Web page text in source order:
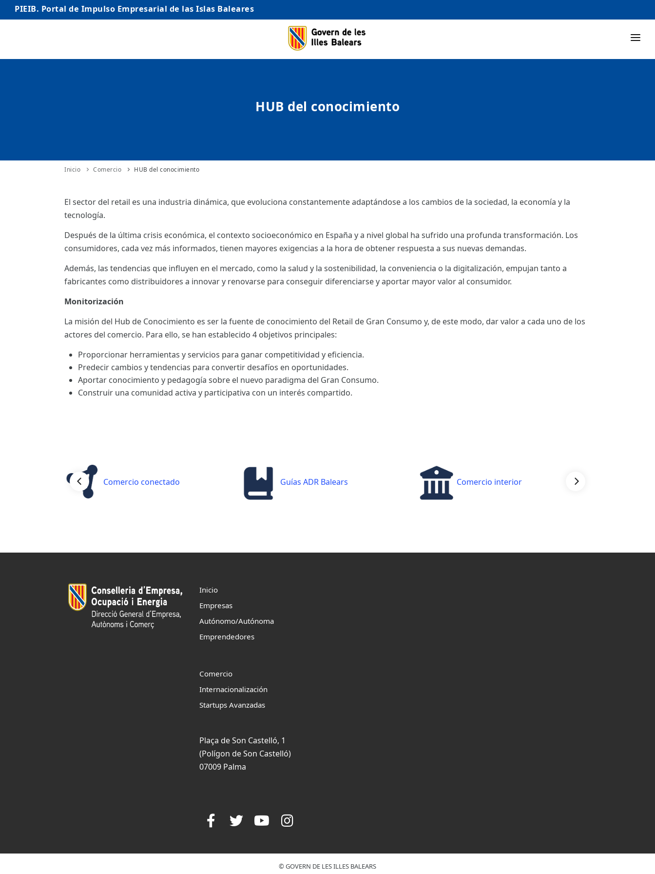
PIEIB. Portal de Impulso Empresarial de las Islas Baleares
INICIO
INTERNACIONALIZACIÓN
HUB del conocimiento
Inicio Comercio HUB del conocimiento
El sector del retail es una industria dinámica, que evoluciona constantemente adaptándose a los cambios de la sociedad, la economía y la
tecnología.
Después de la última crisis económica, el contexto socioeconómico en España y a nivel global ha sufrido una profunda transformación. Los
consumidores, cada vez más informados, tienen mayores exigencias a la hora de obtener respuesta a sus nuevas demandas.
Además, las tendencias que influyen en el mercado, como la salud y la sostenibilidad, la conveniencia o la digitalización, empujan tanto a
fabricantes como distribuidores a innovar y renovarse para conseguir diferenciarse y aportar mayor valor al consumidor.
Monitorización
La misión del Hub de Conocimiento es ser la fuente de conocimiento del Retail de Gran Consumo y, de este modo, dar valor a cada uno de los
actores del comercio. Para ello, se han establecido 4 objetivos principales:
Proporcionar herramientas y servicios para ganar competitividad y eficiencia.
Predecir cambios y tendencias para convertir desafíos en oportunidades.
Aportar conocimiento y pedagogía sobre el nuevo paradigma del Gran Consumo.
Construir una comunidad activa y participativa con un interés compartido.
Comercio conectado Guías ADR Balears Comercio interior
Inicio
Empresas
Autónomo/Autónoma
Emprendedores
Comercio
Internacionalización
Startups Avanzadas
Plaça de Son Castelló, 1
(Polígon de Son Castelló)
07009 Palma
© GOVERN DE LES ILLES BALEARS